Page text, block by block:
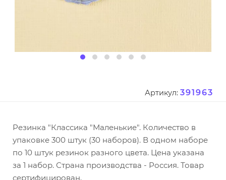
Артикул: 391963
Резинка "Классика "Маленькие". Количество в
упаковке 300 штук (30 наборов). В одном наборе
по 10 штук резинок разного цвета. Цена указана
за 1 набор. Страна производства - Россия. Товар
сертифицирован.